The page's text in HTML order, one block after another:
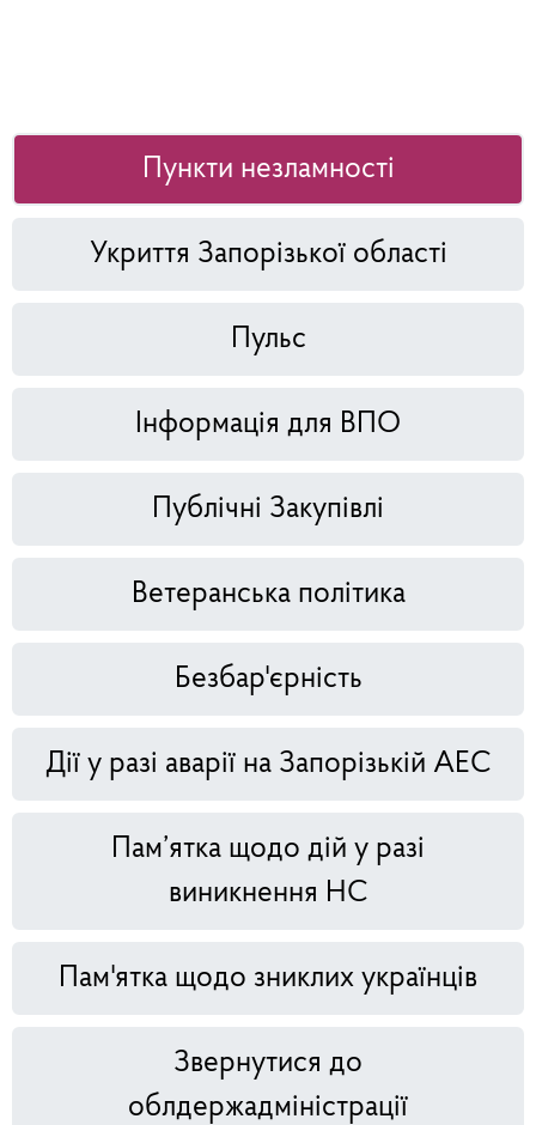
Пункти незламності
Укриття Запорізької області
Пульс
Інформація для ВПО
Публічні Закупівлі
Ветеранська політика
Безбар'єрність
Дії у разі аварії на Запорізькій АЕС
Пам’ятка щодо дій у разі
виникнення НС
Пам'ятка щодо зниклих українців
Звернутися до
облдержадміністрації